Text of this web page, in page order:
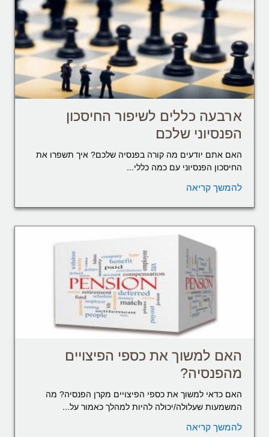
ארבעה כללים לשיפור החיסכון
הפנסיוני שלכם
האם אתם יודעים מה קורה בפנסיה שלכם? איך תשפרו את
החיסכון הפנסיוני עם כמה כללי...
להמשך קריאה
האם למשוך את כספי הפיצויים
מהפנסיה?
האם כדאי למשוך את כספי הפיצויים מקרן הפנסיה? מה
המשמעות שעלולה/יכולה להיות למהלך כאמור על...
להמשך קריאה